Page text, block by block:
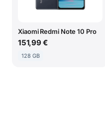
Xiaomi Redmi Note 10 Pro
151,99 €
128 GB